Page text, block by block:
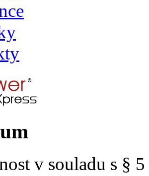
v souladu s §